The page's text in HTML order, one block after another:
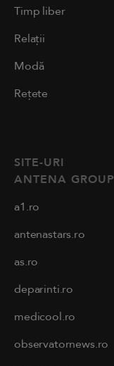
Timp liber
Relații
Modă
Rețete
SITE-URI
ANTENA GROUP
a1.ro
antenastars.ro
as.ro
deparinti.ro
medicool.ro
observatornews.ro